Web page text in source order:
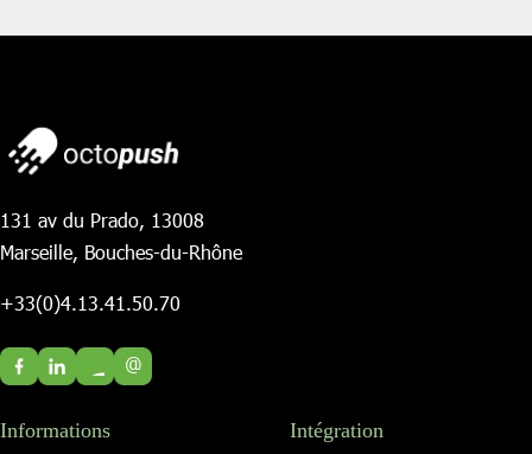
131 av du Prado, 13008
Marseille, Bouches-du-Rhône
+33(0)4.13.41.50.70
@
Informations Intégration